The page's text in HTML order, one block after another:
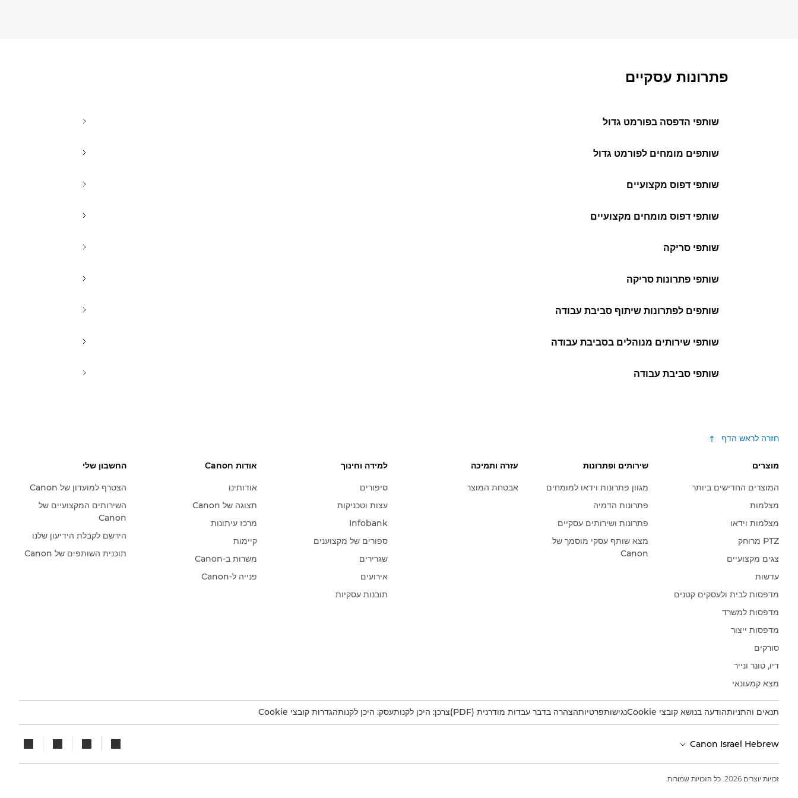
פתרונות עסקיים
שותפי הדפסה בפורמט גדול
שותפים מומחים לפורמט גדול
שותפי דפוס מקצועיים
שותפי דפוס מומחים מקצועיים
שותפי סריקה
שותפי פתרונות סריקה
שותפים לפתרונות שיתוף סביבת עבודה
שותפי שירותים מנוהלים בסביבת עבודה
שותפי סביבת עבודה
חזרה לראש הדף
מוצרים
המוצרים החדישים ביותר
מצלמות
מצלמות וידאו
PTZ מרוחק
צגים מקצועיים
עדשות
מדפסות לבית ולעסקים קטנים
מדפסות למשרד
מדפסות ייצור
סורקים
דיו, טונר ונייר
מצא קמעונאי
שירותים ופתרונות
מגוון פתרונות וידאו למומחים
פתרונות הדמיה
פתרונות ושירותים עסקיים
מצא שותף עסקי מוסמך של
Canon
עזרה ותמיכה
אבטחת המוצר
למידה וחינוך
סיפורים
עצות וטכניקות
Infobank
ספורים של מקצוענים
שגרירים
אירועים
תובנות עסקיות
אודות Canon
אודותינו
תצוגה של Canon
מרכז עיתונות
קיימות
משרות ב-Canon
פנייה ל-Canon
החשבון שלי
הצטרף למועדון של Canon
השירותים המקצועיים של
Canon
הירשם לקבלת הידיעון שלנו
תוכנית השותפים של Canon
תנאים והתניותהודעה בנושא קובצי Cookie נגישותפרטיותהצהרה בדבר עבדות מודרנית (PDF) צרכן: היכן לקנותעסק: היכן לקנותהגדרות קובצי Cookie
Canon Israel Hebrew
זכויות יוצרים 2026. כל הזכויות שמורות.